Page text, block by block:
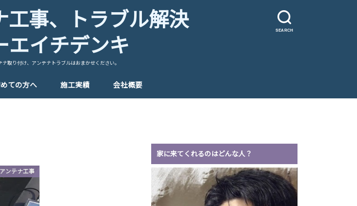
SEARCH
工事、トラブル解決
エイチデンキ
取り付け、アンテナトラブルはおまかせください。
ての方へ 施工実績 会社概要
アンテナ工事
家に来てくれるのはどんな人？